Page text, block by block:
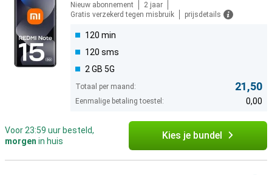
Nieuw abonnement
2 jaar
Gratis verzekerd tegen misbruik
prijsdetails
120 min
120 sms
2 GB 5G
Totaal per maand: 21,50
Eenmalige betaling toestel: 0,00
Voor 23:59 uur besteld,
morgen in huis Kies je bundel